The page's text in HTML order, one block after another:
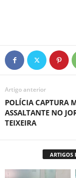
Artigo anterior
POLÍCIA CAPTURA
ASSALTANTE NO
TEIXEIRA
ARTIGOS